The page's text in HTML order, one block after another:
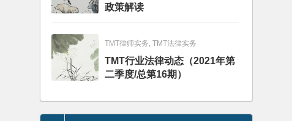
政策解读
TMT律师实务, TMT法律实务
TMT行业法律动态（2021年第
二季度/总第16期）